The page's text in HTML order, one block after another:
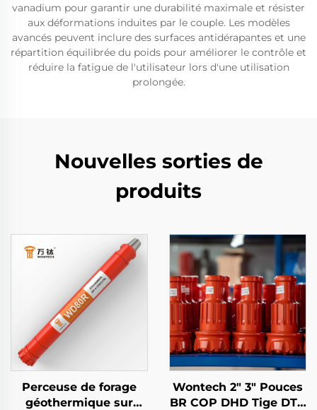
vanadium pour garantir une durabilité maximale et résister
aux déformations induites par le couple. Les modèles
avancés peuvent inclure des surfaces antidérapantes et une
répartition équilibrée du poids pour améliorer le contrôle et
réduire la fatigue de l'utilisateur lors d'une utilisation
prolongée.
Nouvelles sorties de
produits
Perceuse de forage
géothermique sur
Wontech 2" 3" Pouces
BR COP DHD Tige DTH